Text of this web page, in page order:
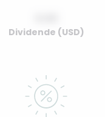
Dividende (USD)